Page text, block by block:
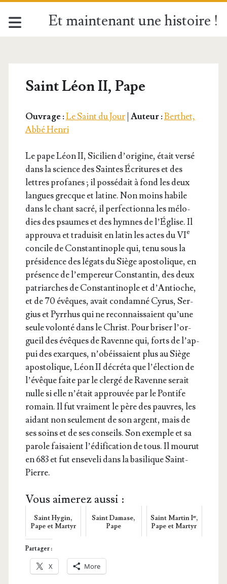
Et maintenant une histoire !
Saint Léon II, Pape
Ouvrage :Le Saint du Jour| Auteur :Berthet,
Abbé Henri
Le pape Léon II, Sici­lien d’o­ri­gine, était ver­sé
dans la science des Saintes Écri­tures et des
lettres pro­fanes ; il pos­sé­dait à fond les deux
langues grecque et latine. Non moins habile
dans le chant sacré, il per­fec­tion­na les mélo­
dies des psaumes et des hymnes de l’É­glise. Il
approu­va et tra­dui­sit en latin les actes du VIe
concile de Constan­ti­nople qui, tenu sous la
pré­si­dence des légats du Siège apos­to­lique, en
pré­sence de l’empereur Constan­tin, des deux
patriarches de Constan­ti­nople et d’An­tioche,
et de 70 évêques, avait condam­né Cyrus, Ser­
gius et Pyr­rhus qui ne recon­nais­saient qu’une
seule volon­té dans le Christ. Pour bri­ser l’or­
gueil des évêques de Ravenne qui, forts de l’ap­
pui des exarques, n’o­béis­saient plus au Siège
apos­to­lique, Léon II décré­ta que l’é­lec­tion de
l’é­vêque faite par le cler­gé de Ravenne serait
nulle si elle n’é­tait approu­vée par le Pon­tife
romain. Il fut vrai­ment le père des pauvres, les
aidant non seule­ment de son argent, mais de
ses soins et de ses conseils. Son exemple et sa
parole fai­saient l’é­di­fi­ca­tion de tous. Il mou­rut
en 683 et fut ense­ve­li dans la basi­lique Saint-
Pierre.
Vous aimerez aussi :
Saint Hygin,
Pape et Martyr
Saint Damase,
Pape
Saint Martin Iᵉʳ,
Pape et Martyr
Partager :
X More